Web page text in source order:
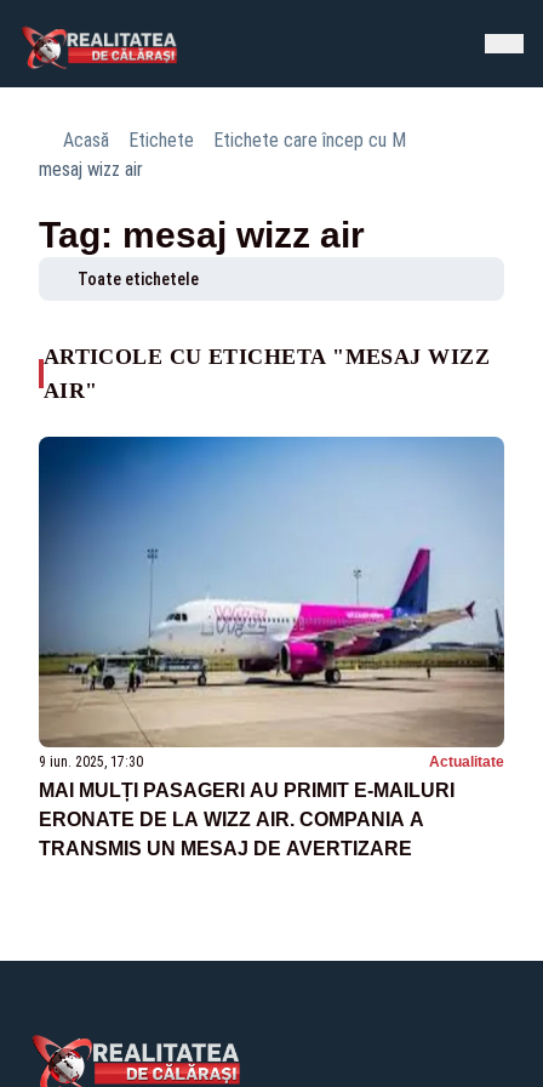
Acasă Etichete
Etichete care încep cu M
mesaj wizz air
Tag: mesaj wizz air
Toate etichetele
ARTICOLE CU ETICHETA "MESAJ WIZZ
AIR"
9 iun. 2025, 17:30 Actualitate
MAI MULȚI PASAGERI AU PRIMIT E-MAILURI
ERONATE DE LA WIZZ AIR. COMPANIA A
TRANSMIS UN MESAJ DE AVERTIZARE